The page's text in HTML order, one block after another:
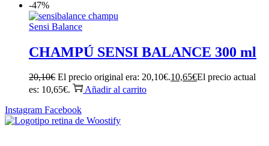
-47%
Sensi Balance
CHAMPÚ SENSI BALANCE 300 ml
20,10€ El precio original era: 20,10€.10,65€El precio actual
es: 10,65€.
Añadir al carrito
Instagram Facebook